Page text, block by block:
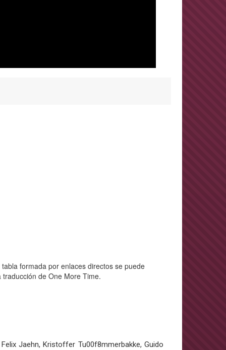
formada por enlaces directos se puede
de One More Time.
Jaehn, Kristoffer Tu00f8mmerbakke, Guido